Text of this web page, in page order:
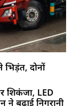
दोनों
शिकंजा, LED
ने बढ़ाई निगरानी